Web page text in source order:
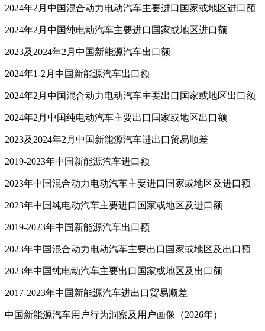
2024年2月中国混合动力电动汽车主要进口国家或地区进口额
2024年2月中国纯电动汽车主要进口国家或地区进口额
2023及2024年2月中国新能源汽车出口额
2024年1-2月中国新能源汽车出口额
2024年2月中国混合动力电动汽车主要出口国家或地区出口额
2024年2月中国纯电动汽车主要出口国家或地区出口额
2023及2024年2月中国新能源汽车进出口贸易顺差
2019-2023年中国新能源汽车进口额
2023年中国混合动力电动汽车主要进口国家或地区及进口额
2023年中国纯电动汽车主要进口国家或地区及进口额
2019-2023年中国新能源汽车出口额
2023年中国混合动力电动汽车主要出口国家或地区及出口额
2023年中国纯电动汽车主要出口国家或地区及出口额
2017-2023年中国新能源汽车进出口贸易顺差
中国新能源汽车用户行为洞察及用户画像（2026年）